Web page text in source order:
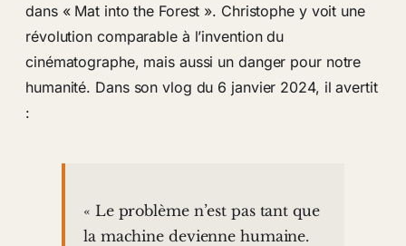
dans « Mat into the Forest ». Christophe y voit une
révolution comparable à l’invention du
cinématographe, mais aussi un danger pour notre
humanité. Dans son vlog du 6 janvier 2024, il avertit
:
« Le problème n’est pas tant que
la machine devienne humaine.